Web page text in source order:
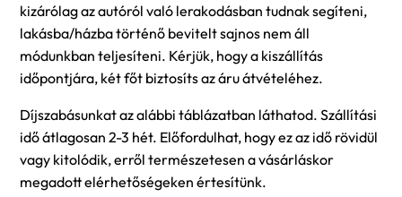
kizárólag az autóról való lerakodásban tudnak segíteni,
lakásba/házba történő bevitelt sajnos nem áll
módunkban teljesíteni. Kérjük, hogy a kiszállítás
időpontjára, két főt biztosíts az áru átvételéhez.
Díjszabásunkat az alábbi táblázatban láthatod. Szállítási
idő átlagosan 2-3 hét. Előfordulhat, hogy ez az idő rövidül
vagy kitolódik, erről természetesen a vásárláskor
megadott elérhetőségeken értesítünk.